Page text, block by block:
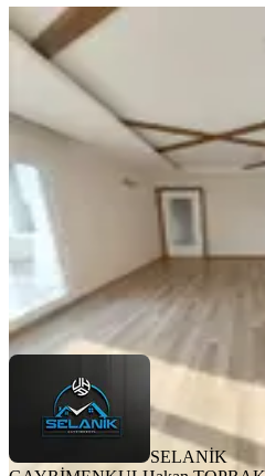
ÖNE ÇIKAN
Selanikten
Cepheli
Seyhan, Pınar
3+1·160 m²·
35.000 ₺
SELANİK GAYRİMENKUL
Ara
SELANİK